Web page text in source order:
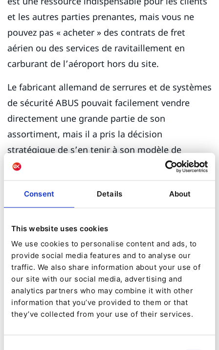
Consent Details About
This website uses cookies
We use cookies to personalise content and ads, to
provide social media features and to analyse our
traffic. We also share information about your use of
our site with our social media, advertising and
analytics partners who may combine it with other
information that you’ve provided to them or that
they’ve collected from your use of their services.
et les autres parties prenantes, mais vous ne
pouvez pas « acheter » des contrats de fret
aérien ou des services de ravitaillement en
carburant de l’aéroport hors du site.
Le fabricant allemand de serrures et de systèmes
de sécurité ABUS pouvait facilement vendre
directement une grande partie de son
assortiment, mais il a pris la décision
stratégique de s’en tenir à son modèle de
distribution établi. Ainsi, en ce qui concerne le
parcours numérique décrit dans le graphique ci-
dessous, ABUS et Swissport « sautent » la phase
de commerce numérique (pour l’instant), mais
pasla phase 5 qui suit, l’innovation numérique,
car vous voulez qu’une DXP soit complètement
garantie dans le temps dans tous les cas
d’utilisation.